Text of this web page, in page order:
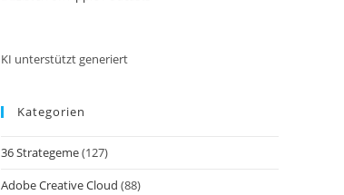
KI unterstützt generiert
Kategorien
36 Strategeme(127)
Adobe Creative Cloud (88)